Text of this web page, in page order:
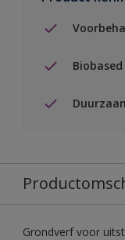
Biobased
Grondverf voor